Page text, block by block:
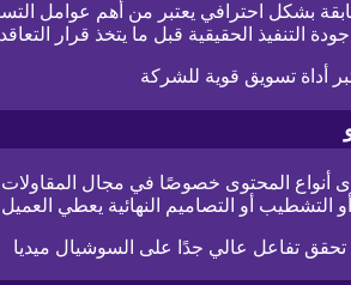
بشكل احترافي يعتبر من أهم عوامل
التنفيذ الحقيقية قبل ما يتخذ قرار التعاقد
أداة تسويق قوية للشركة
أنواع المحتوى خصوصًا في مجال المقاولات
التشطيب أو التصاميم النهائية يعطي
تحقق تفاعل عالي جدًا على السوشيال ميديا